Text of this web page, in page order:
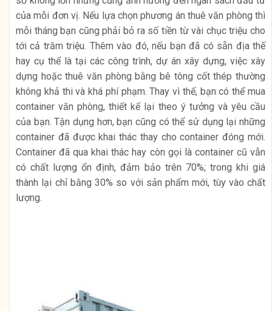
của mỗi đơn vị. Nếu lựa chọn phương án thuê văn phòng thì
mỗi tháng bạn cũng phải bỏ ra số tiền từ vài chục triệu cho
tới cả trăm triệu. Thêm vào đó, nếu bạn đã có sẵn địa thế
hay cụ thể là tại các công trình, dự án xây dựng, việc xây
dựng hoặc thuê văn phòng bằng bê tông cốt thép thường
không khả thi và khá phí phạm. Thay vì thế, bạn có thể mua
container văn phòng, thiết kế lại theo ý tưởng và yêu cầu
của bạn. Tận dụng hơn, bạn cũng có thể sử dụng lại những
container đã được khai thác thay cho container đóng mới.
Container đã qua khai thác hay còn gọi là container cũ vẫn
có chất lượng ổn định, đảm bảo trên 70%; trong khi giá
thành lại chỉ bằng 30% so với sản phẩm mới, tùy vào chất
lượng.